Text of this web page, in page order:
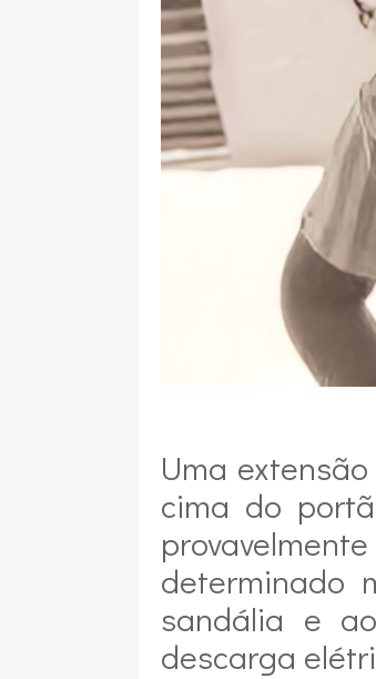
Uma
cima do
determinado
sandália e
descarga